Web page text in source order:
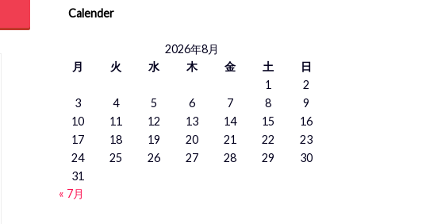
Calender
2026年8月
月
火 水 木 金 土
日
1
2
3
4 5 6 7 8
9
10
11 12 13 14 15
16
17
18 19 20 21 22
23
24
25 26 27 28 29
30
31
« 7月